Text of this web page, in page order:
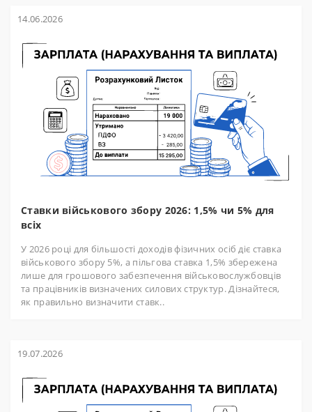
14.06.2026
Ставки військового збору 2026: 1,5% чи 5% для
всіх
У 2026 році для більшості доходів фізичних осіб діє ставка
військового збору 5%, а пільгова ставка 1,5% збережена
лише для грошового забезпечення військовослужбовців
та працівників визначених силових структур. Дізнайтеся,
як правильно визначити ставк..
19.07.2026